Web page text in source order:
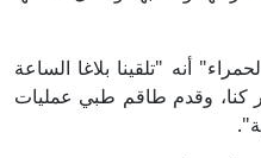
أنه "تلقينا بلاغا الساعة
كنا، وقدم طاقم طبي عمليات